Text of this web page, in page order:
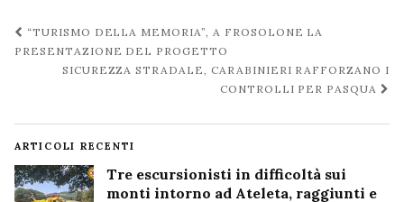
Navigazione
post
“TURISMO DELLA MEMORIA”, A FROSOLONE LA
PRESENTAZIONE DEL PROGETTO
SICUREZZA STRADALE, CARABINIERI RAFFORZANO I
CONTROLLI PER PASQUA
ARTICOLI RECENTI
Tre escursionisti in difficoltà sui
monti intorno ad Ateleta, raggiunti e